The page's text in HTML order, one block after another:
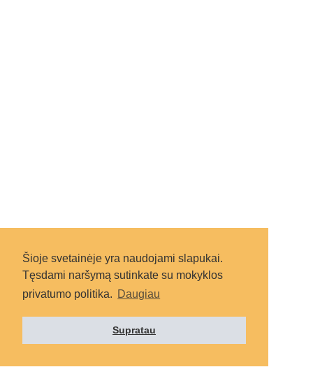
Šioje svetainėje yra naudojami slapukai.
Tęsdami naršymą sutinkate su mokyklos
privatumo politika. Daugiau
Supratau